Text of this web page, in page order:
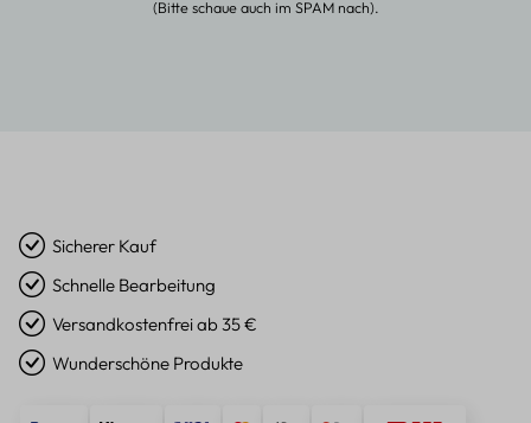
(Bitte schaue auch im SPAM nach).
Sicherer Kauf
Schnelle Bearbeitung
Versandkostenfrei ab 35 €
Wunderschöne Produkte